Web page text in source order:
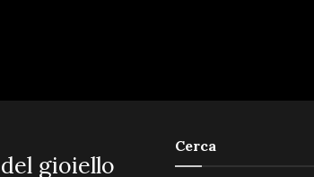
gioiello
Cerca